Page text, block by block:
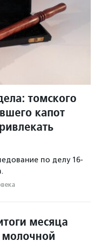
томского
капот
по делу 16-
месяца